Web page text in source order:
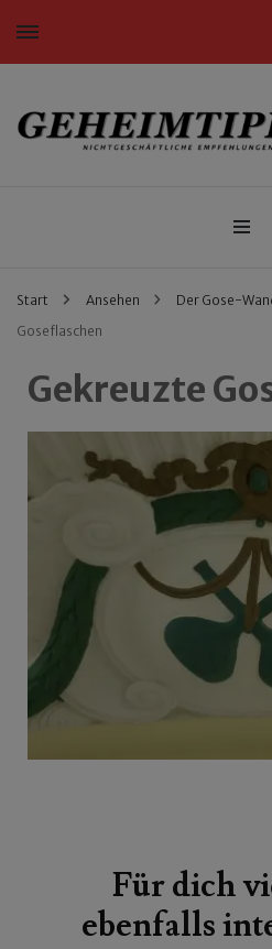
Nichtgeschäftliche Empfehlungen für
Start Ansehen Der Gose-
Goseflaschen
Gekreuzte
Für dich
ebenfalls